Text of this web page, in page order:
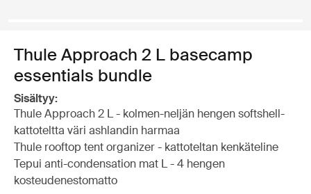
Thule Approach 2 L basecamp
essentials bundle
Sisältyy:
Thule Approach 2 L - kolmen-neljän hengen softshell-
kattoteltta väri ashlandin harmaa
Thule rooftop tent organizer - kattoteltan kenkäteline
Tepui anti-condensation mat L - 4 hengen
kosteudenestomatto